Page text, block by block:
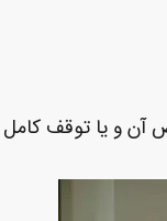
آن و یا توقف کامل